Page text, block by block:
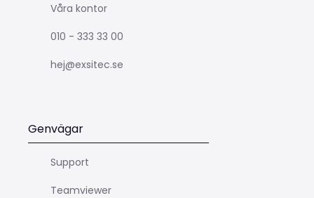
Våra kontor
010 - 333 33 00
hej@exsitec.se
Genvägar
Support
Teamviewer